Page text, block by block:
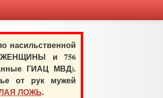
насильственной
ЖЕНЩИНЫ и 756
ГИАЦ МВД).
от рук мужей
ЛОЖЬ.